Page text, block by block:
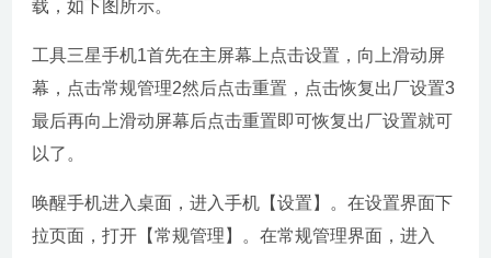
载，如下图所示。
工具三星手机1首先在主屏幕上点击设置，向上滑动屏
幕，点击常规管理2然后点击重置，点击恢复出厂设置3
最后再向上滑动屏幕后点击重置即可恢复出厂设置就可
以了。
唤醒手机进入桌面，进入手机【设置】。在设置界面下
拉页面，打开【常规管理】。在常规管理界面，进入